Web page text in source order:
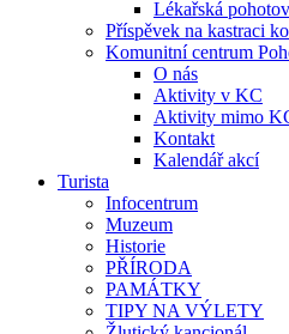
Lékařská
Příspěvek na kastraci
Komunitní centrum
O nás
Aktivity v KC
Aktivity mimo
Kontakt
Kalendář akcí
Turista
Infocentrum
Muzeum
Historie
PŘÍRODA
PAMÁTKY
TIPY NA VÝLETY